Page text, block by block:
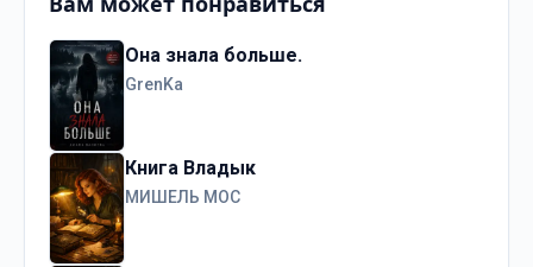
Она знала больше.
GrenKa
Книга Владык
МИШЕЛЬ МОС